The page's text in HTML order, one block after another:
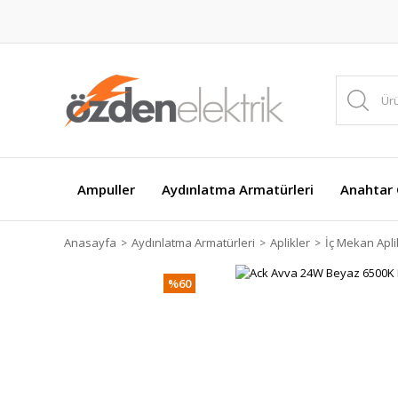
Ampuller Aydınlatma Armatürleri Anahtar
Anasayfa Aydınlatma Armatürleri Aplikler İç Mekan
%60